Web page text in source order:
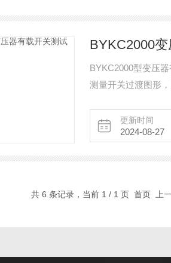
BYKC2000
BYKC2000型变压
测量开关过渡图形
更新时间
2024-08-27
共 6 条记录，当前 1 / 1 页 首页 上